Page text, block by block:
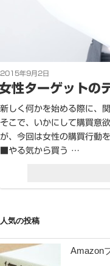
投
稿
日:
2015年9月2日
性ターゲットの
新しく何かを始める際に、
そこで、いかにして購買意
が、今回は女性の購買行動
■やる気から買う …
人気の投稿
Amazon